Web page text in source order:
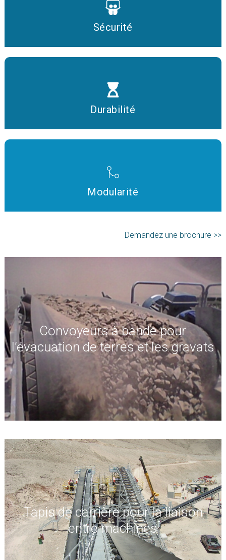
Sécurité
Durabilité
Modularité
Demandez une brochure >>
Convoyeurs à bande pour
l’évacuation de terres et les gravats
Tapis de carrière pour la liaison
entre machines